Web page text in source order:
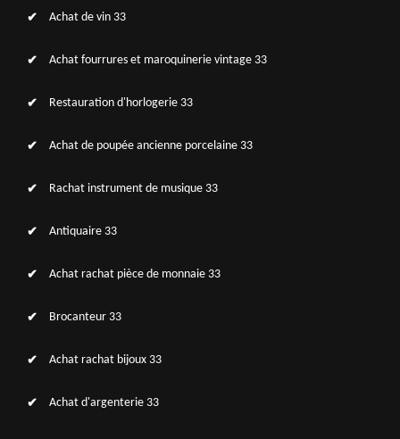
Achat de vin 33
Achat fourrures et maroquinerie vintage 33
Restauration d'horlogerie 33
Achat de poupée ancienne porcelaine 33
Rachat instrument de musique 33
Antiquaire 33
Achat rachat pièce de monnaie 33
Brocanteur 33
Achat rachat bijoux 33
Achat d'argenterie 33